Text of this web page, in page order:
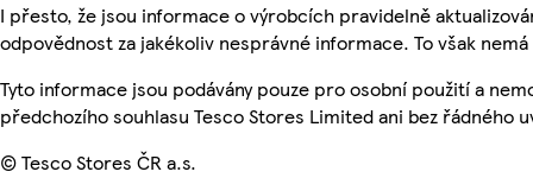
I přesto, že jsou informace o výrobcích pravidelně
odpovědnost za jakékoliv nesprávné informace. To však
Tyto informace jsou podávány pouze pro osobní použití a
předchozího souhlasu Tesco Stores Limited ani bez řádného
© Tesco Stores ČR a.s.